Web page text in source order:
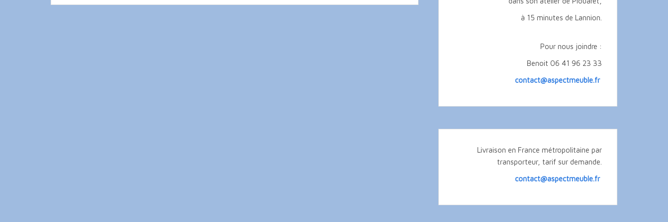
à 15 minutes de Lannion.
Pour nous joindre :
Benoit 06 41 96 23 33
contact@aspectmeuble.fr
Livraison en France métropolitaine par
transporteur, tarif sur demande.
contact@aspectmeuble.fr